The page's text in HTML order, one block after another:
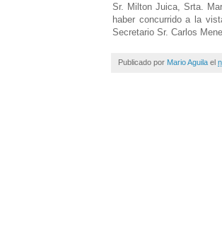
Sr. Milton Juica, Srta.
haber concurrido a la
Secretario Sr. Carlos
Publicado por Mario Aguila el